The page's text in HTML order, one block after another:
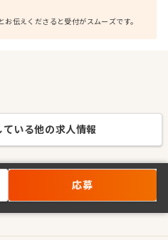
伝えくださると受付がスムーズです。
ている他の求人情報
応募